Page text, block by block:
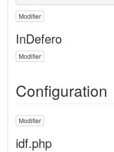
Modifier
InDefero
Modifier
Configuration
Modifier
idf.php